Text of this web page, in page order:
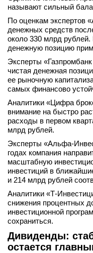
называют сильный
По оценкам экспертов
денежных средств
около 330 млрд
денежную позицию
Эксперты
чистая денежная
ее рыночную
самых финансово
Аналитики «Цифра
внимание на быстро
расходы в первом
млрд рублей.
Эксперты «Альфа-
годах компания
масштабную
инвестиций в
и 214 млрд рублей
Аналитики «Т-
снижения процентных
инвестиционной
сохраниться.
Дивиденды:
остается